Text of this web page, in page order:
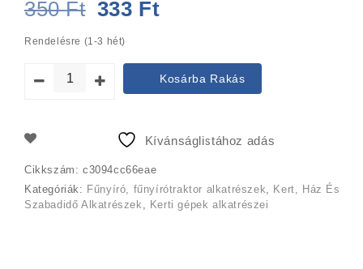
350Ft Original
price
was:
350 Ft.
333 Ft
is:
333 Ft.
Rendelésre (1-3 hét)
Kosárba Rakás
Kívánságlistához adás
Cikkszám: c3094cc66eae
Kategóriák: Fűnyíró, fűnyírótraktor alkatrészek, Kert, Ház És
Szabadidő Alkatrészek , Kerti gépek alkatrészei